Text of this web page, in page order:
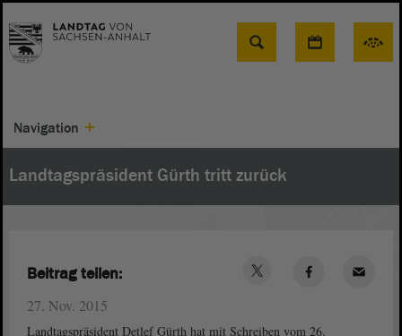
Suche
Navigation
Landtagspräsident Gürth tritt zurück
27. Nov. 2015
Landtagspräsident Detlef Gürth hat mit Schreiben vom 26.
Beitrag teilen: